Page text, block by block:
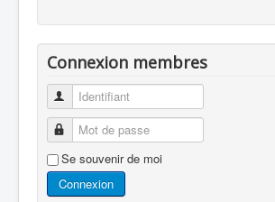
Connexion membres
Identifiant
Mot de passe
Se souvenir de moi
Connexion